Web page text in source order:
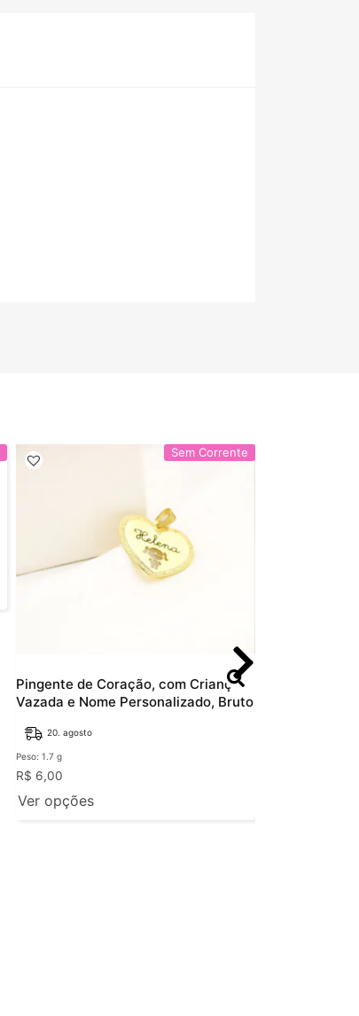
Sem Corrente
Pingente de Coração, com Criança
Vazada e Nome Personalizado, Bruto
20. agosto
Peso: 1.7 g
R$ 6,00
Ver opções